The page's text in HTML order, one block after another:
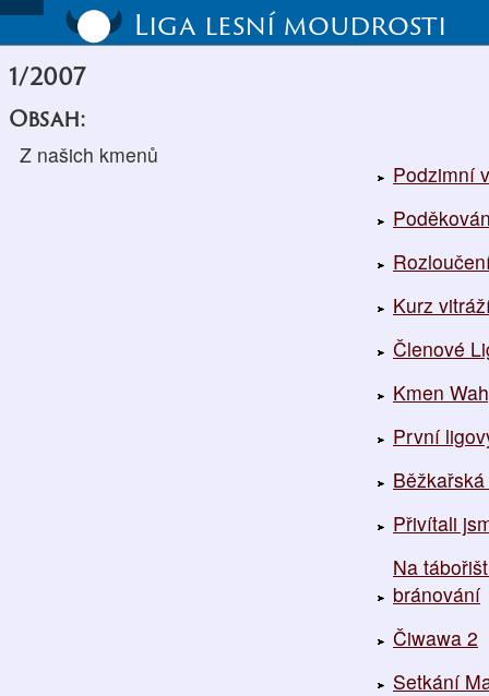
Liga lesní moudrosti
1/2007
Obsah:
Z našich kmenů
Podzimní
Kurz
Členové
Kmen
První
Přivítali
Na
bránování
Čiwawa 2
Setkání